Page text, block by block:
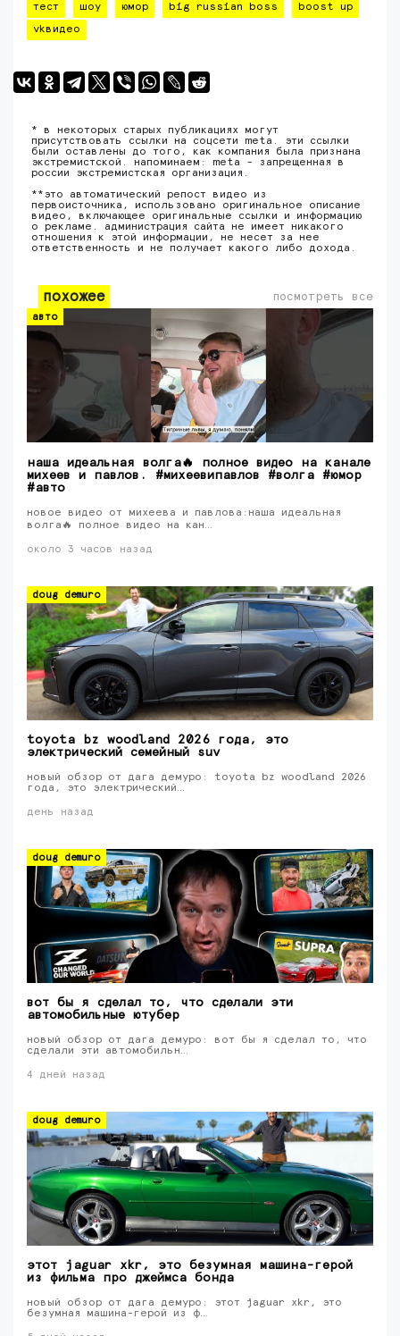
тест шоу юмор big russian boss boost up
vkвидео
* в некоторых старых публикациях могут
присутствовать ссылки на соцсети meta. эти ссылки
были оставлены до того, как компания была признана
экстремистской. напоминаем: meta - запрещенная в
россии экстремистская организация.
**это автоматический репост видео из
первоисточника, использовано оригинальное описание
видео, включающее оригинальные ссылки и информацию
о рекламе. администрация сайта не имеет никакого
отношения к этой информации, не несет за нее
ответственность и не получает какого либо дохода.
похожее посмотреть все
авто
наша идеальная волга🔥 полное видео на канале
михеев и павлов. #михеевипавлов #волга #юмор
#авто
новое видео от михеева и павлова:наша идеальная
волга🔥 полное видео на кан…
около 3 часов назад
doug demuro
toyota bz woodland 2026 года, это
электрический семейный suv
новый обзор от дага демуро: toyota bz woodland 2026
года, это электрический…
день назад
doug demuro
вот бы я сделал то, что сделали эти
автомобильные ютубер
новый обзор от дага демуро: вот бы я сделал то, что
сделали эти автомобильн…
4 дней назад
doug demuro
этот jaguar xkr, это безумная машина-герой
из фильма про джеймса бонда
новый обзор от дага демуро: этот jaguar xkr, это
безумная машина-герой из ф…